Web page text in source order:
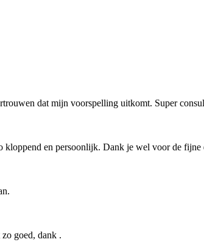
dat mijn voorspelling uitkomt. Super
en persoonlijk. Dank je wel voor de fijne
goed, dank .